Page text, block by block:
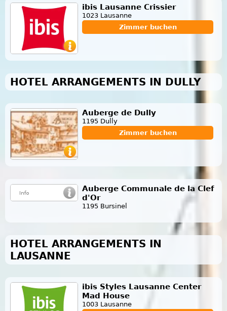
ibis Lausanne Crissier
1023 Lausanne
Zimmer buchen
HOTEL ARRANGEMENTS IN DULLY
Auberge de Dully
1195 Dully
Zimmer buchen
Auberge Communale de la Clef
d'Or
1195 Bursinel
HOTEL ARRANGEMENTS IN
LAUSANNE
ibis Styles Lausanne Center
Mad House
1003 Lausanne